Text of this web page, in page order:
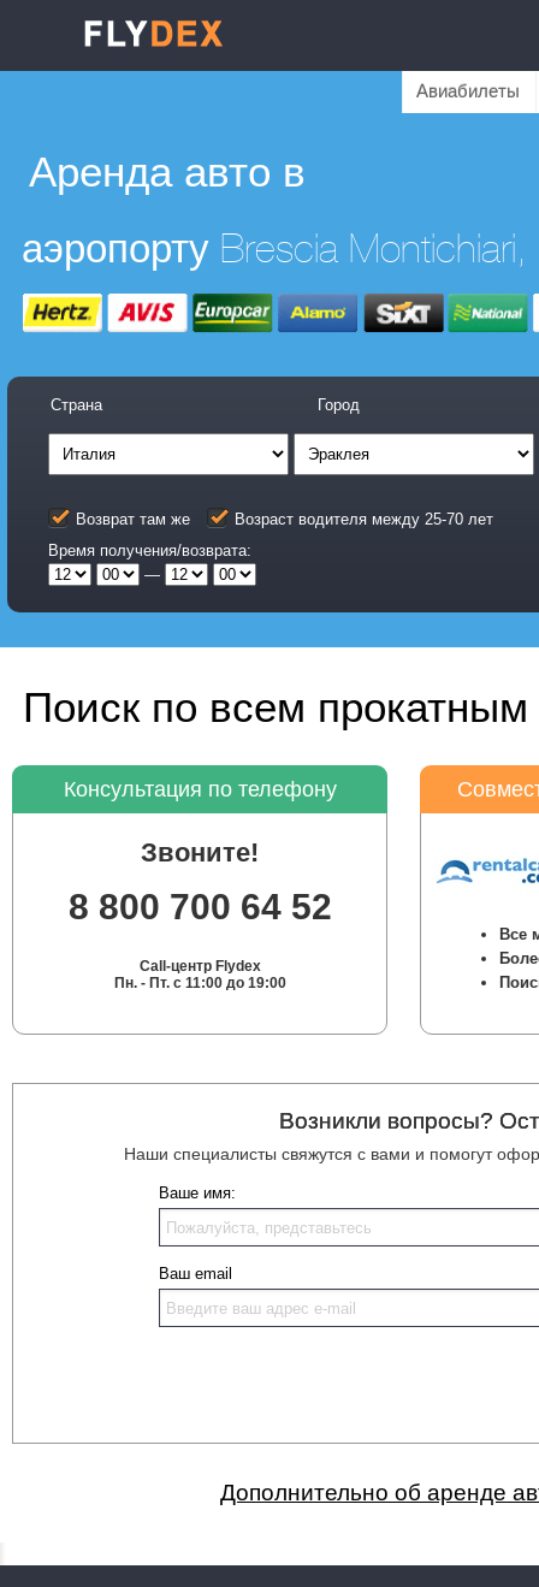
Авиабилеты
Аренда авто в
Страна Город
Возврат там же
Возраст водителя между 25-70 лет
Время получения/возврата:
—
Поиск по всем
Консультация по телефону
Звоните!
8 800 700 64 52
Call-центр Flydex
Пн. - Пт. с 11:00 до 19:00
Все
Возникли вопросы?
Наши специалисты свяжутся с вами и помогут
Ваше имя:
Ваш email
Дополнительно об аренде